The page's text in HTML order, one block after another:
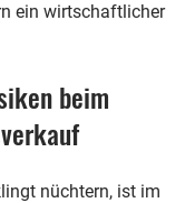
ein wirtschaftlicher
beim
nüchtern, ist im